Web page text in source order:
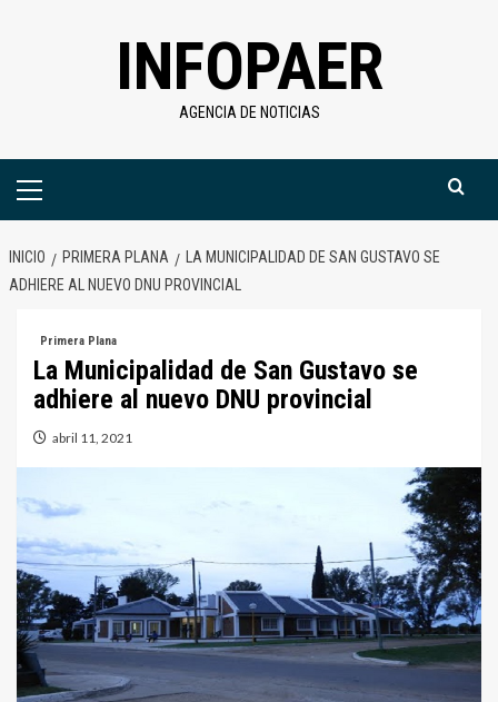
INFOPAER
AGENCIA DE NOTICIAS
Menú
INICIO PRIMERA PLANA
LA MUNICIPALIDAD DE SAN GUSTAVO SE
ADHIERE AL NUEVO DNU PROVINCIAL
Primera Plana
La Municipalidad de San Gustavo se
adhiere al nuevo DNU provincial
abril 11, 2021